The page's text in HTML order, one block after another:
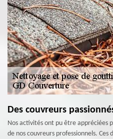
Des couvreurs
Nos activités ont pu être appréciées
de nos couvreurs professionnels.